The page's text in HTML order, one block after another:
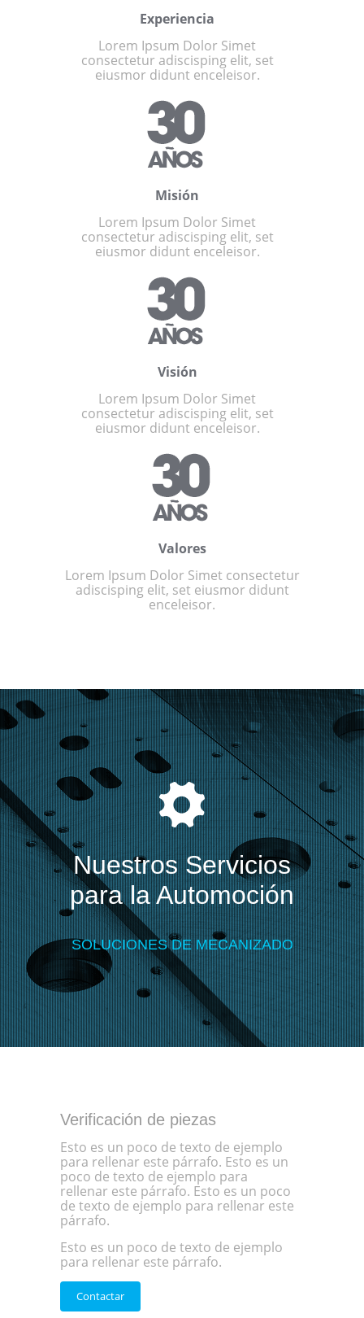
Experiencia
Lorem Ipsum Dolor Simet
consectetur adiscisping elit, set
eiusmor didunt enceleisor.
Misión
Lorem Ipsum Dolor Simet
consectetur adiscisping elit, set
eiusmor didunt enceleisor.
Visión
Lorem Ipsum Dolor Simet
consectetur adiscisping elit, set
eiusmor didunt enceleisor.
Valores
Lorem Ipsum Dolor Simet consectetur
adiscisping elit, set eiusmor didunt
enceleisor.
Nuestros Servicios
para la Automoción
SOLUCIONES DE MECANIZADO
Verificación de piezas
Esto es un poco de texto de ejemplo
para rellenar este párrafo. Esto es un
poco de texto de ejemplo para
rellenar este párrafo. Esto es un poco
de texto de ejemplo para rellenar este
párrafo.
Esto es un poco de texto de ejemplo
para rellenar este párrafo.
Contactar